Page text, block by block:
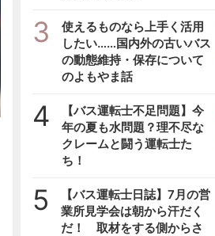
3
使えるものなら上手く活用
したい……国内外の古いバス
の動態維持・保存について
のよもやま話
4
【バス運転士不足問題】今
年の夏も水問題？理不尽な
クレームと闘う運転士た
ち！
5
【バス運転士日誌】7月の営
業所見学会は朝から汗だく
だ！ 取材をする側からさ